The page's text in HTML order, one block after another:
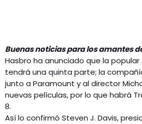
Buenas noticias para los amantes
Hasbro ha anunciado que la
tendrá una quinta parte; la
junto a Paramount y al director
nuevas películas, por lo que habrá
8.
Así lo confirmó Steven J. Davis,